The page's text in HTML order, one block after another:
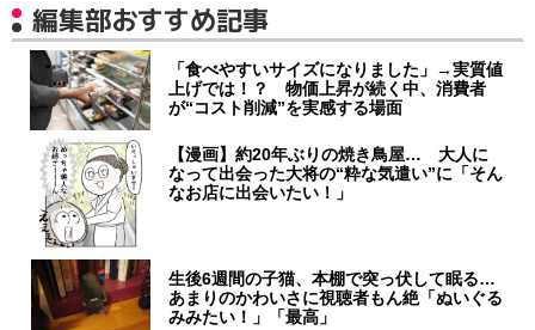
編集部おすすめ記事
「食べやすいサイズになりました」→実質値
上げでは！？ 物価上昇が続く中、消費者
が“コスト削減”を実感する場面
【漫画】約20年ぶりの焼き鳥屋… 大人に
なって出会った大将の“粋な気遣い”に「そん
なお店に出会いたい！」
生後6週間の子猫、本棚で突っ伏して眠る…
あまりのかわいさに視聴者もん絶「ぬいぐる
みみたい！」「最高」